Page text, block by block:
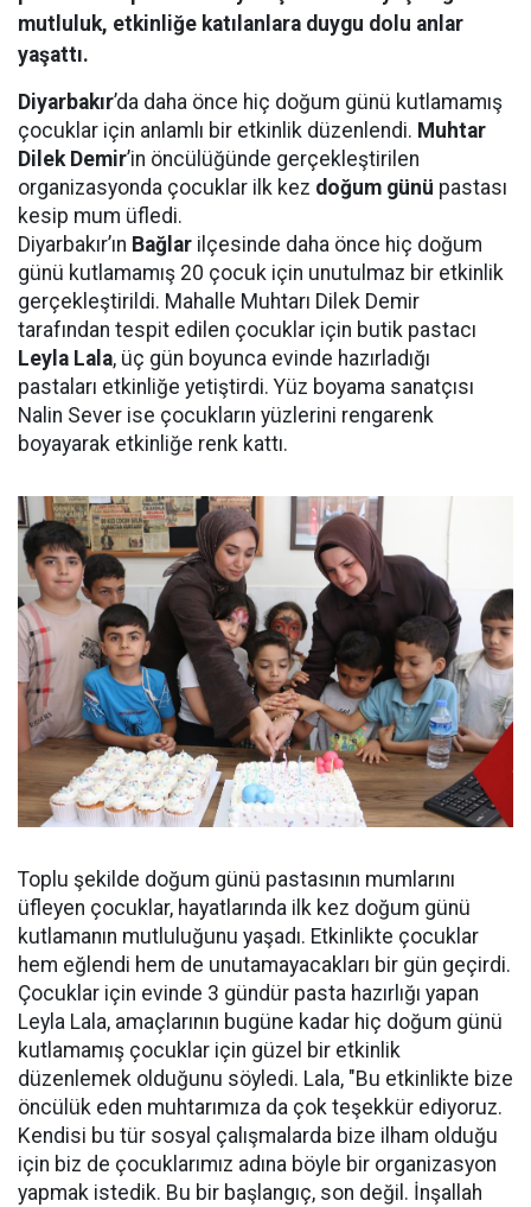
mutluluk, etkinliğe katılanlara duygu dolu anlar
yaşattı.
Diyarbakır’da daha önce hiç doğum günü kutlamamış
çocuklar için anlamlı bir etkinlik düzenlendi. Muhtar
Dilek Demir’in öncülüğünde gerçekleştirilen
organizasyonda çocuklar ilk kez doğum günü pastası
kesip mum üfledi.
Diyarbakır’ın Bağlar ilçesinde daha önce hiç doğum
günü kutlamamış 20 çocuk için unutulmaz bir etkinlik
gerçekleştirildi. Mahalle Muhtarı Dilek Demir
tarafından tespit edilen çocuklar için butik pastacı
Leyla Lala, üç gün boyunca evinde hazırladığı
pastaları etkinliğe yetiştirdi. Yüz boyama sanatçısı
Nalin Sever ise çocukların yüzlerini rengarenk
boyayarak etkinliğe renk kattı.
Toplu şekilde doğum günü pastasının mumlarını
üfleyen çocuklar, hayatlarında ilk kez doğum günü
kutlamanın mutluluğunu yaşadı. Etkinlikte çocuklar
hem eğlendi hem de unutamayacakları bir gün geçirdi.
Çocuklar için evinde 3 gündür pasta hazırlığı yapan
Leyla Lala, amaçlarının bugüne kadar hiç doğum günü
kutlamamış çocuklar için güzel bir etkinlik
düzenlemek olduğunu söyledi. Lala, "Bu etkinlikte bize
öncülük eden muhtarımıza da çok teşekkür ediyoruz.
Kendisi bu tür sosyal çalışmalarda bize ilham olduğu
için biz de çocuklarımız adına böyle bir organizasyon
yapmak istedik. Bu bir başlangıç, son değil. İnşallah